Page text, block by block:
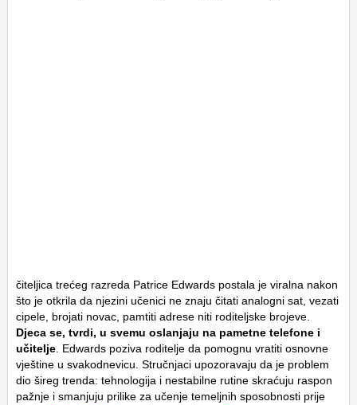
čiteljica trećeg razreda Patrice Edwards postala je viralna nakon
što je otkrila da njezini učenici ne znaju čitati analogni sat, vezati
cipele, brojati novac, pamtiti adrese niti roditeljske brojeve.
Djeca se, tvrdi, u svemu oslanjaju na pametne telefone i
učitelje . Edwards poziva roditelje da pomognu vratiti osnovne
vještine u svakodnevicu. Stručnjaci upozoravaju da je problem
dio šireg trenda: tehnologija i nestabilne rutine skraćuju raspon
pažnje i smanjuju prilike za učenje temeljnih sposobnosti prije